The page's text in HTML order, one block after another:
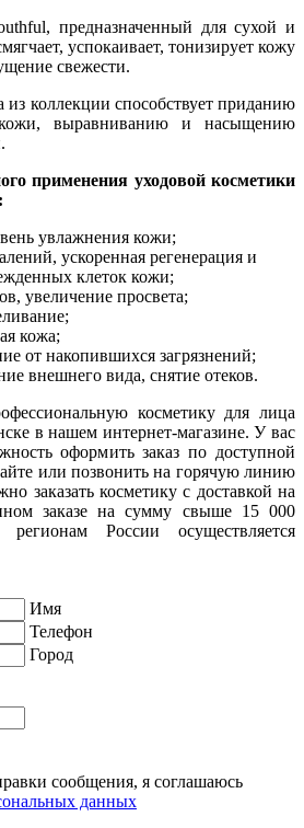
предназначенный для сухой и
успокаивает, тонизирует кожу
свежести.
из коллекции способствует приданию
кожи, выравниванию и насыщению
применения уходовой косметики
увлажнения кожи;
ускоренная регенерация и
клеток кожи;
увеличение просвета;
кожа;
от накопившихся загрязнений;
внешнего вида, снятие отеков.
косметику для лица
в нашем интернет-магазине. У вас
оформить заказ по доступной
или позвонить на горячую линию
заказать косметику с доставкой на
заказе на сумму свыше 15 000
России осуществляется
Имя
Телефон
Город
сообщения, я соглашаюсь
данных